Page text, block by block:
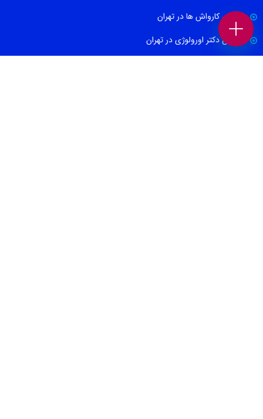
بهترین کارواش ها در تهران
بهترین دکتر اورولوژی در تهران